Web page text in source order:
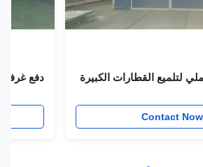
القطارات الكبيرة
Contact
دفع غرفة